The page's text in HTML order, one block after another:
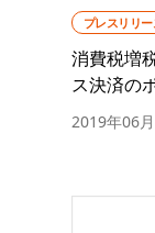
プレスリリー
消費税増
ス決済の
2019年06